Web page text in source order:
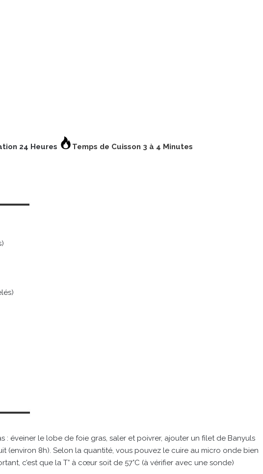
24 Heures Temps de Cuisson 3 à 4 Minutes
: éveiner le lobe de foie gras, saler et poivrer, ajouter un filet de Banyuls
(environ 8h). Selon la quantité, vous pouvez le cuire au micro onde bien
c’est que la T° à cœur soit de 57°C (à vérifier avec une sonde)